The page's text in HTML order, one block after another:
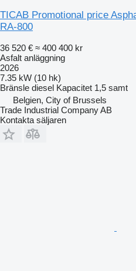
TICAB Promotional price
RA-800
36 520 € ≈ 400 400 kr
Asfalt anläggning
2026
7.35 kW (10 hk)
Bränsle diesel Kapacitet 1,5 samt
Belgien, City of Brussels
Trade Industrial Company AB
Kontakta säljaren